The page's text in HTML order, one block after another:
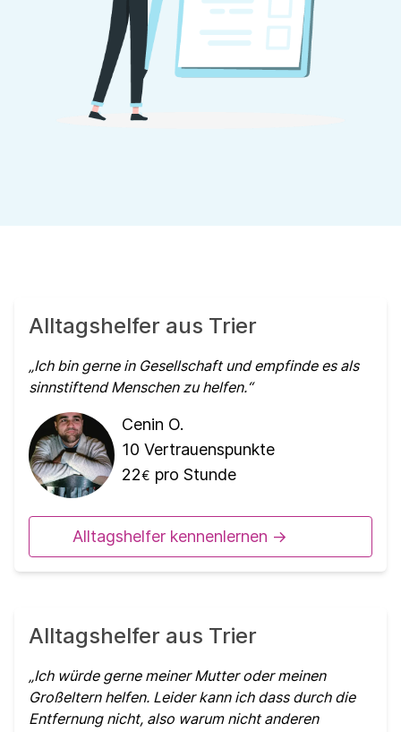
Alltagshelfer aus Trier
Ich bin gerne in Gesellschaft und empfinde es als
sinnstiftend Menschen zu helfen.
Cenin O.
10 Vertrauenspunkte
22€ pro Stunde
Alltagshelfer kennenlernen ->
Alltagshelfer aus Trier
Ich würde gerne meiner Mutter oder meinen
Großeltern helfen. Leider kann ich dass durch die
Entfernung nicht, also warum nicht anderen